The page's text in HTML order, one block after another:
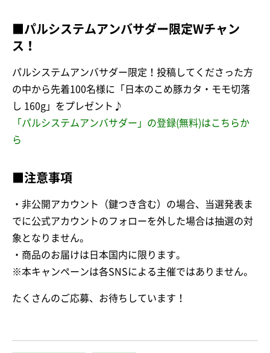
■パルシステムアンバサダー限定Wチャン
ス！
パルシステムアンバサダー限定！投稿してくださった方
の中から先着100名様に
「日本のこめ豚カタ・モモ切落
し 160g」をプレゼント♪
「パルシステムアンバサダー」の登録(無料)はこちらか
ら
■注意事項
・非公開アカウント（鍵つき含む）の場合、当選発表ま
でに公式アカウントのフォローを外した場合は抽選の対
象となりません。
・商品のお届けは日本国内に限ります。
※本キャンペーンは各SNSによる主催ではありません。
たくさんのご応募、お待ちしています！